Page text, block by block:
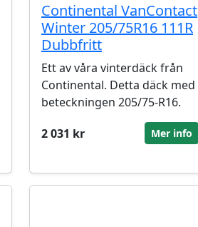
Continental VanContact
Winter 205/75R16 111R
Dubbfritt
Ett av våra vinterdäck från
Continental. Detta däck med
beteckningen 205/75-R16.
2 031 kr
Mer info